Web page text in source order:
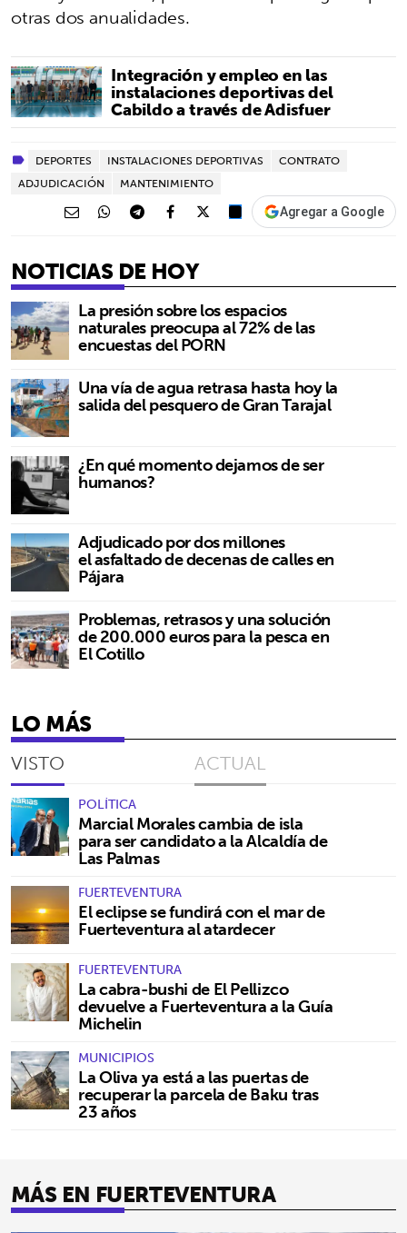
otras dos anualidades.
Integración y empleo en las
instalaciones deportivas del
Cabildo a través de Adisfuer
DEPORTES INSTALACIONES DEPORTIVAS
CONTRATO
ADJUDICACIÓN
MANTENIMIENTO
Agregar a Google
NOTICIAS DE HOY
La presión sobre los espacios
naturales preocupa al 72% de las
encuestas del PORN
Una vía de agua retrasa hasta hoy la
salida del pesquero de Gran Tarajal
¿En qué momento dejamos de ser
humanos?
Adjudicado por dos millones
el asfaltado de decenas de calles en
Pájara
Problemas, retrasos y una solución
de 200.000 euros para la pesca en
El Cotillo
LO MÁS
VISTO ACTUAL
POLÍTICA
Marcial Morales cambia de isla
para ser candidato a la Alcaldía de
Las Palmas
FUERTEVENTURA
El eclipse se fundirá con el mar de
Fuerteventura al atardecer
FUERTEVENTURA
La cabra-bushi de El Pellizco
devuelve a Fuerteventura a la Guía
Michelin
MUNICIPIOS
La Oliva ya está a las puertas de
recuperar la parcela de Baku tras
23 años
MÁS EN FUERTEVENTURA